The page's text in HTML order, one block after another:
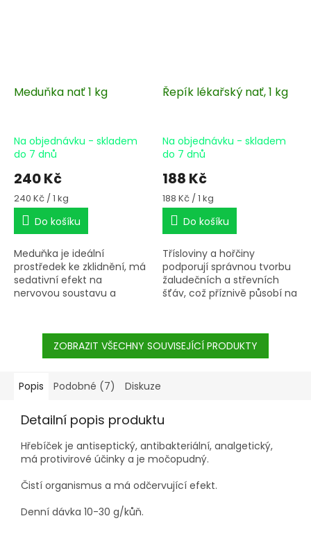
Meduňka nať 1 kg
Na objednávku - skladem
do 7 dnů
240 Kč
Měrná
cena:
240 Kč / 1 kg
Do košíku
Meduňka je ideální
prostředek ke zklidnění, má
sedativní efekt na
nervovou soustavu a
Řepík lékařský nať, 1 kg
Na objednávku - skladem
do 7 dnů
188 Kč
Měrná
cena:
188 Kč / 1 kg
Do košíku
Třísloviny a hořčiny
podporují správnou tvorbu
žaludečních a střevních
šťáv, což příznivě působí na
ZOBRAZIT VŠECHNY SOUVISEJÍCÍ PRODUKTY
Popis Podobné (7) Diskuze
Detailní popis produktu
Hřebíček je antiseptický, antibakteriální, analgetický,
má protivirové účinky a je močopudný.
Čistí organismus a má odčervující efekt.
Denní dávka 10-30 g/kůň.